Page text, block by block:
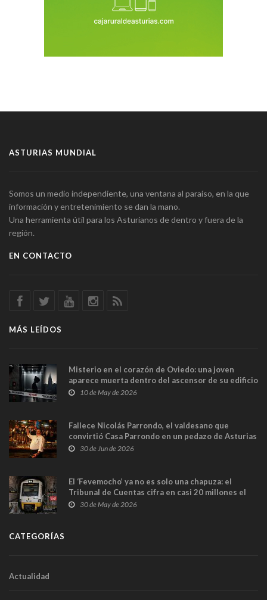
ASTURIAS MUNDIAL
Somos un medio independiente, una ventana al paraíso, en la que
información y entretenimiento se dan la mano.
Una herramienta útil para los Asturianos de dentro y fuera de la
región.
EN CONTACTO
MÁS LEÍDOS
Misterio en el corazón de Oviedo: una joven
aparece muerta dentro del ascensor de su edificio
y las cámaras captan sus últimos minutos
10 de May de 2026
Fallece Nicolás Parrondo, el valdesano que
convirtió Casa Parrondo en un pedazo de Asturias
en Madrid
30 de Jun de 2026
El ‘Fevemocho’ ya no es solo una chapuza: el
Tribunal de Cuentas cifra en casi 20 millones el
sobrecoste de los trenes que no cabían por los
30 de May de 2026
CATEGORÍAS
Actualidad